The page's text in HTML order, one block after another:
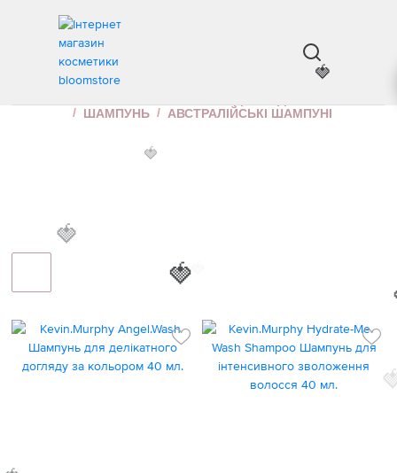
АВСТРАЛІЙСЬКІ ШАМПУНІ
ШАМПУНЬ
АВСТРАЛІЙСЬКІ ШАМПУНІ